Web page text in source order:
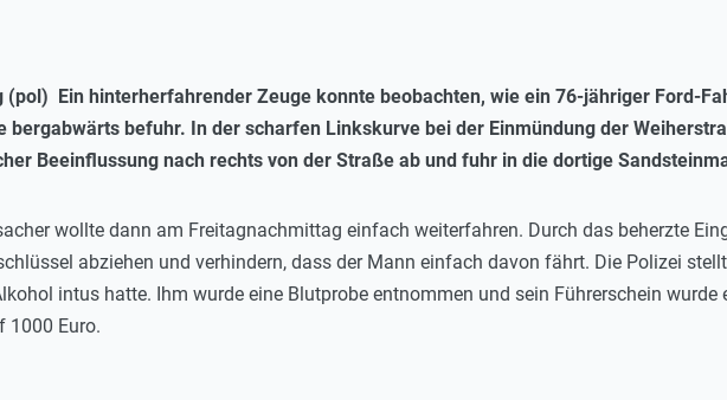
(pol) Ein hinterherfahrender Zeuge konnte beobachten, wie ein 76-jähriger Ford-
bergabwärts befuhr. In der scharfen Linkskurve bei der Einmündung der
Beeinflussung nach rechts von der Straße ab und fuhr in die dortige
wollte dann am Freitagnachmittag einfach weiterfahren. Durch das beherzte
abziehen und verhindern, dass der Mann einfach davon fährt. Die Polizei
intus hatte. Ihm wurde eine Blutprobe entnommen und sein Führerschein
1000 Euro.